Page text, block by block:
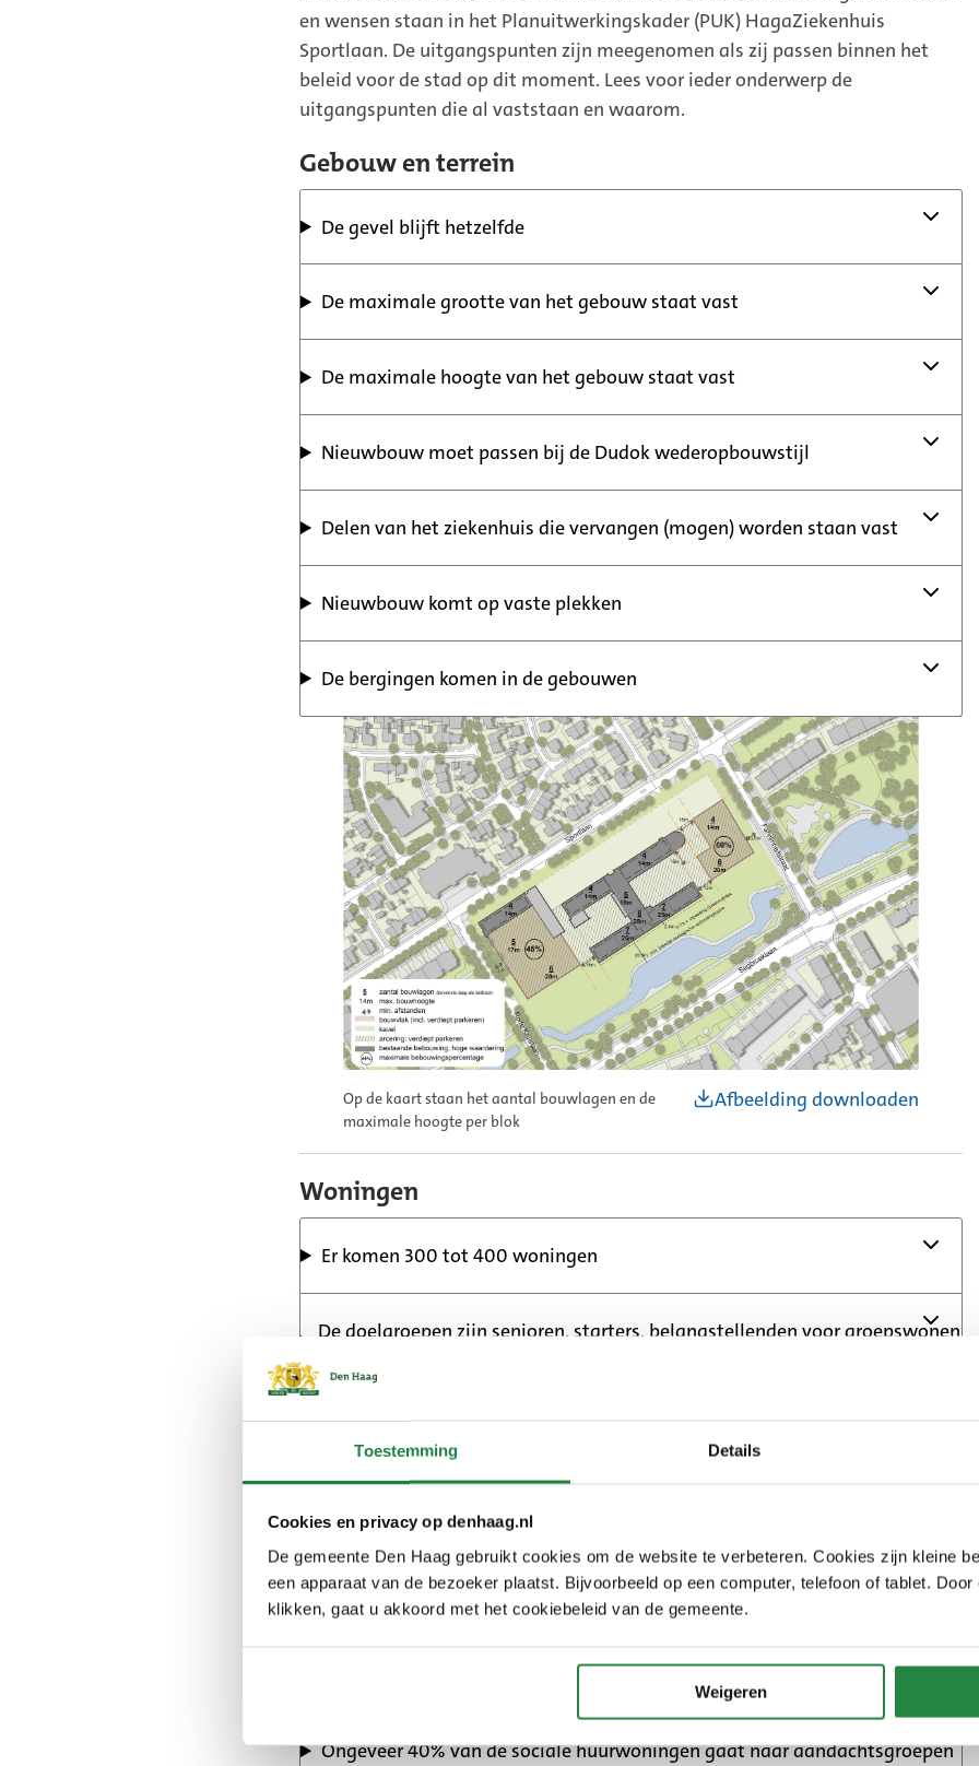
Toestemming Details
Cookies en privacy op denhaag.nl
De gemeente Den Haag gebruikt cookies om de website te verbeteren. Cookies zijn kleine
een apparaat van de bezoeker plaatst. Bijvoorbeeld op een computer, telefoon of tablet.
klikken, gaat u akkoord met het cookiebeleid van de gemeente.
Weigeren
en wensen staan in het Planuitwerkingskader (PUK) HagaZiekenhuis
Sportlaan. De uitgangspunten zijn meegenomen als zij passen binnen het
beleid voor de stad op dit moment. Lees voor ieder onderwerp de
uitgangspunten die al vaststaan en waarom.
Gebouw en terrein
De gevel blijft hetzelfde
De maximale grootte van het gebouw staat vast
De maximale hoogte van het gebouw staat vast
Nieuwbouw moet passen bij de Dudok wederopbouwstijl
Delen van het ziekenhuis die vervangen (mogen) worden staan vast
Nieuwbouw komt op vaste plekken
De bergingen komen in de gebouwen
Op de kaart staan het aantal bouwlagen en de
maximale hoogte per blok
Afbeelding downloaden
Woningen
Er komen 300 tot 400 woningen
De doelgroepen zijn senioren, starters, belangstellenden voor groepswonen
50% van de woningen is een sociale huurwoning
koopwoning
20% van de woningen is een vrije huur- of koopwoning
Er is ruimte voor nieuwe woonvormen, zoals groepswonen
Ongeveer 40% van de sociale huurwoningen gaat naar aandachtsgroepen